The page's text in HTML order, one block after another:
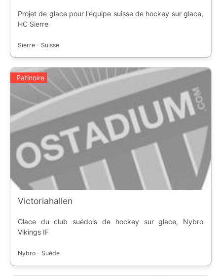
Projet de glace pour l'équipe suisse de hockey sur glace,
HC Sierre
Sierre - Suisse
Patinoire
Victoriahallen
Glace du club suédois de hockey sur glace, Nybro
Vikings IF
Nybro - Suède